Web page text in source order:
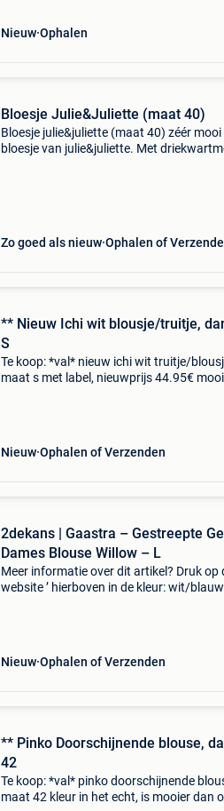
Nieuw Ophalen
Bloesje Julie&Juliette (maat 40)
Bloesje julie&juliette (maat 40) zéér
bloesje van julie&juliette. Met
Zo goed als nieuw Ophalen of
** Nieuw Ichi wit blousje/truitje,
S
Te koop: *val* nieuw ichi wit truitje/
maat s met label, nieuwprijs 44.95€
Nieuw Ophalen of Verzenden
2dekans | Gaastra – Gestreepte
Dames Blouse Willow – L
Meer informatie over dit artikel? Druk op
website ’ hierboven in de kleur: wit/
Nieuw Ophalen of Verzenden
** Pinko Doorschijnende blouse,
42
Te koop: *val* pinko doorschijnende
maat 42 kleur in het echt, is mooier dan